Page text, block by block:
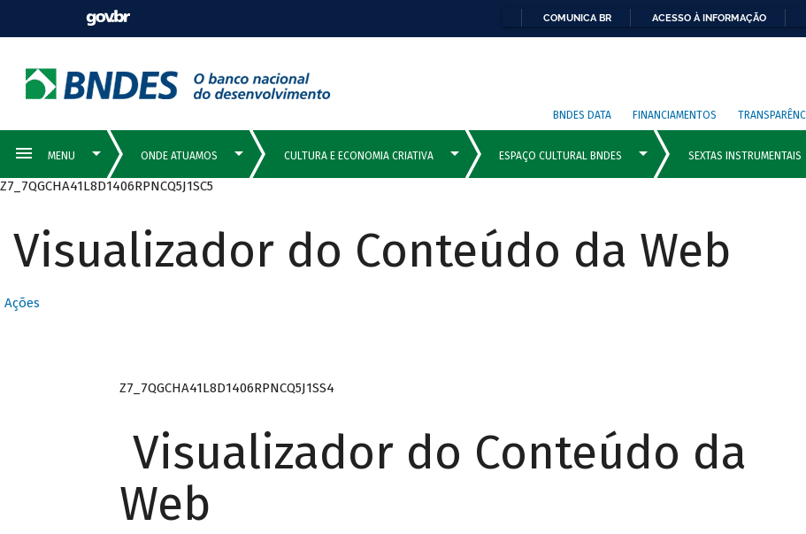
COMUNICA BR ACESSO À INFORMAÇÃO
BNDES DATA FINANCIAMENTOS
Z7_7QGCHA41L8D1406RPNCQ5J1SC5
Visualizador do Conteúdo da Web
Ações
Z7_7QGCHA41L8D1406RPNCQ5J1SS4
Visualizador do Conteúdo da
Web